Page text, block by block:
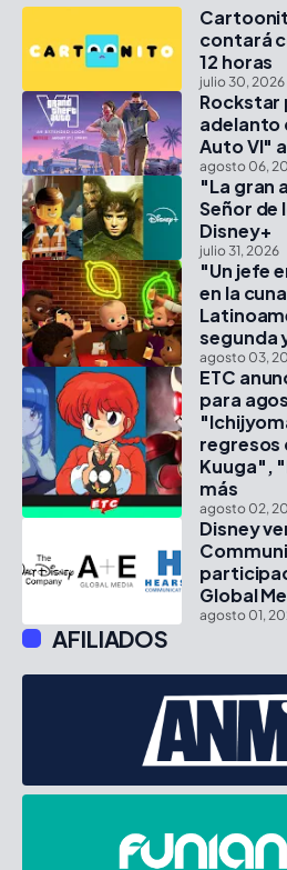
contará
12 horas
julio 30, 2026
Rockstar
adelanto
Auto VI"
agosto 06,
"La gran
Señor de
Disney+
julio 31, 2026
"Un jefe
en la
segunda
agosto 03,
ETC
para
regresos
Kuuga",
más
agosto 02,
Disney
Global
agosto 01,
AFILIADOS